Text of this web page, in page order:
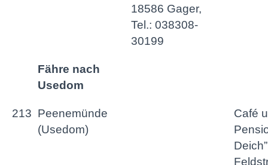
18586 Gager,
Tel.: 038308-
30199
Fähre nach
Usedom
213 Peenemünde
(Usedom)
Café